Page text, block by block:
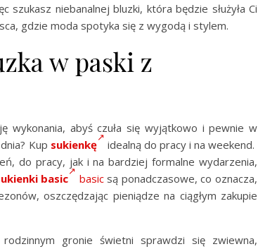
szukasz niebanalnej bluzki, która będzie służyła Ci
gdzie moda spotyka się z wygodą i stylem.
w paski z
wykonania, abyś czuła się wyjątkowo i pewnie w
Kup sukienkę
idealną do pracy i na weekend.
do pracy, jak i na bardziej formalne wydarzenia,
basic basicsą ponadczasowe, co oznacza,
oszczędzając pieniądze na ciągłym zakupie
gronie świetni sprawdzi się zwiewna,